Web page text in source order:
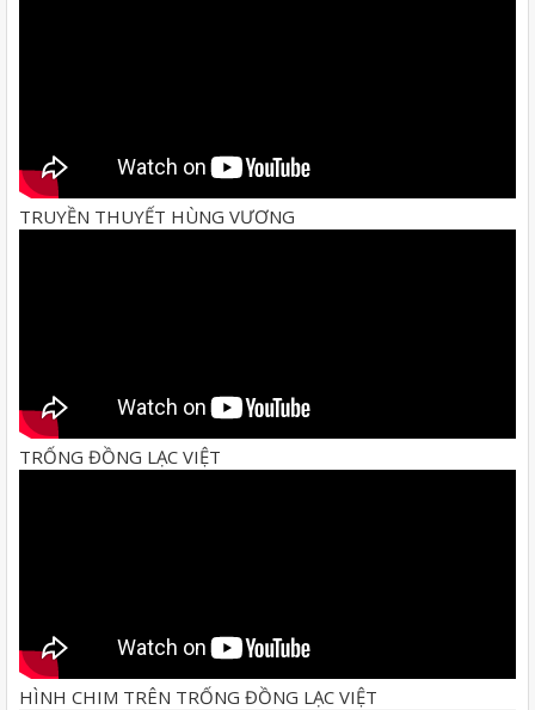
TRUYỀN THUYẾT HÙNG VƯƠNG
TRỐNG ĐỒNG LẠC VIỆT
HÌNH CHIM TRÊN TRỐNG ĐỒNG LẠC VIỆT